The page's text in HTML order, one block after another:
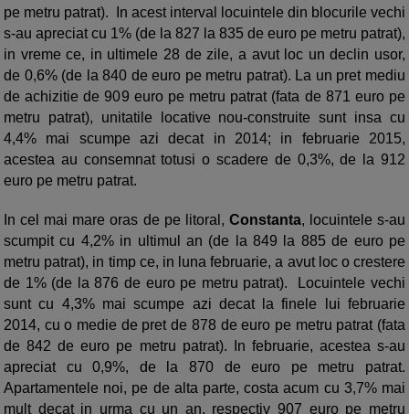
pe metru patrat). In acest interval locuintele din blocurile vechi
s-au apreciat cu 1% (de la 827 la 835 de euro pe metru patrat),
in vreme ce, in ultimele 28 de zile, a avut loc un declin usor,
de 0,6% (de la 840 de euro pe metru patrat). La un pret mediu
de achizitie de 909 euro pe metru patrat (fata de 871 euro pe
metru patrat), unitatile locative nou-construite sunt insa cu
4,4% mai scumpe azi decat in 2014; in februarie 2015,
acestea au consemnat totusi o scadere de 0,3%, de la 912
euro pe metru patrat.
In cel mai mare oras de pe litoral, Constanta, locuintele s-au
scumpit cu 4,2% in ultimul an (de la 849 la 885 de euro pe
metru patrat), in timp ce, in luna februarie, a avut loc o crestere
de 1% (de la 876 de euro pe metru patrat). Locuintele vechi
sunt cu 4,3% mai scumpe azi decat la finele lui februarie
2014, cu o medie de pret de 878 de euro pe metru patrat (fata
de 842 de euro pe metru patrat). In februarie, acestea s-au
apreciat cu 0,9%, de la 870 de euro pe metru patrat.
Apartamentele noi, pe de alta parte, costa acum cu 3,7% mai
mult decat in urma cu un an, respectiv 907 euro pe metru